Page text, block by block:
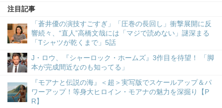
注目記事
「蒼井優の演技すごすぎ」「圧巻の長回し」衝撃展開に反
響続々、“直人”高橋文哉には「マジで読めない」謎深まる
「Tシャツが乾くまで」5話
J・ロウ、『シャーロック・ホームズ』3作目を待望！ 「脚
本が完成間近なのも知ってる」
『モアナと伝説の海』＜超＞実写版でスケールアップ＆パ
ワーアップ！等身大ヒロイン・モアナの魅力を深掘り【P
R】